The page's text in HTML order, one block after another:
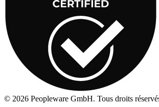
© 2026 Peopleware GmbH. Tous droits